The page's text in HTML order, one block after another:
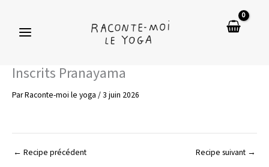
contenu
Inscrits Pranayama
ParRaconte-moi le yoga /3 juin 2026
← Recipe précédent Recipe suivant →